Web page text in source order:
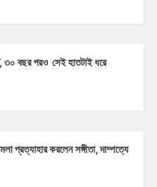
৩০ বছর পরও সেই হাতটাই ধরে
প্রত্যাহার করলেন সঙ্গীতা, দাম্পত্যে